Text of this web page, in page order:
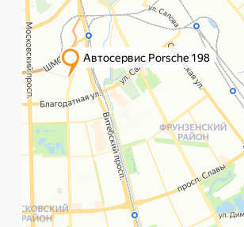
Главная ПозвонитьWhat`s app Контакты Услуги
Политика обработки данных
©️ Porsche 198. Все права защищены 2025
Разработка и маркетинг: Global Code
Санкт-Петербург,
Рощинская улица, 32Е
ПН-ПТ
с 10:00 до 21:00